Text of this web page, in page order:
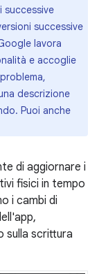
successive
successive
lavora
e accoglie
descrizione
Puoi anche
di aggiornare i
fisici in tempo
i cambi di
sulla scrittura